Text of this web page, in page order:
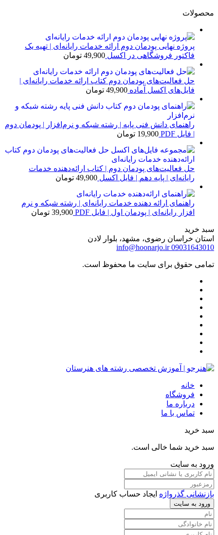
محصولات
پروژه نهایی پودمان دوم ارائه خدمات رایانه‌ای | تهیه یک
فاکتور فروشگاهی در اکسل 49,900 تومان
حل فعالیت‌های پودمان دوم کتاب ارائه خدمات رایانه‌ای |
فایل‌های اکسل آماده 49,900 تومان
راهنمای دانش فنی پایه | رشته شبکه و نرم‌افزار | پودمان دوم
| فایل PDF
19,900 تومان
حل فعالیت‌های پودمان دوم | کتاب ارائه‌دهنده خدمات
رایانه‌ای | پایه دهم | فایل اکسل 49,900 تومان
راهنمای ارائه دهنده خدمات رایانه‌ای | رشته شبکه و نرم
افزار رایانه‌ای | پودمان اول | فایل PDF
39,900 تومان
سبد خرید
استان خراسان رضوی، مشهد، بلوار لادن
09031643010
info@hoonarjo.ir
تمامی حقوق برای سایت ما محفوظ است.
خانه
فروشگاه
درباره ما
تماس با ما
سبد خرید
سبد خرید شما خالی است.
ورود به سایت
بازنشانی گذرواژه ایجاد حساب کاربری
ورود به سایت